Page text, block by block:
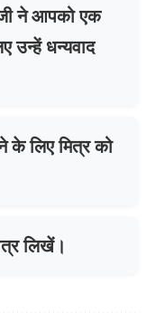
ने आपको एक
उन्हें धन्यवाद
के लिए मित्र को
लिखें।